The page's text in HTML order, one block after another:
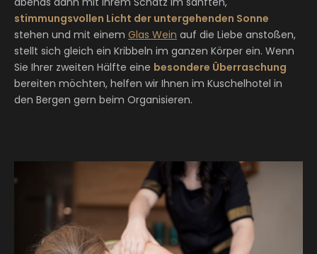
stimmungsvollen Licht der untergehenden Sonne
stehen und mit einem Glas Wein auf die Liebe anstoßen,
stellt sich gleich ein Kribbeln im ganzen Körper ein. Wenn
Sie Ihrer zweiten Hälfte eine besondere Überraschung
bereiten möchten, helfen wir Ihnen im Kuschelhotel in
den Bergen gern beim Organisieren.